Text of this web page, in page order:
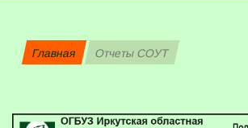
Главная Отчеты СОУТ